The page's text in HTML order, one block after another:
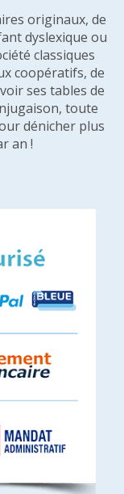
originaux, de
dyslexique ou
classiques
coopératifs, de
ses tables de
toute
dénicher plus
an !